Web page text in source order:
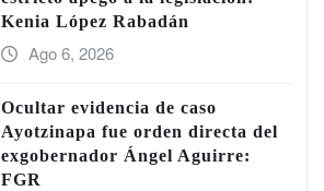
Kenia López Rabadán
Ago 6, 2026
Ocultar evidencia de caso
Ayotzinapa fue orden directa del
exgobernador Ángel Aguirre:
FGR